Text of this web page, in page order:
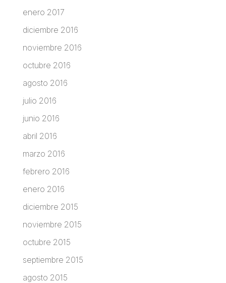
enero 2017
diciembre 2016
noviembre 2016
octubre 2016
agosto 2016
julio 2016
junio 2016
abril 2016
marzo 2016
febrero 2016
enero 2016
diciembre 2015
noviembre 2015
octubre 2015
septiembre 2015
agosto 2015